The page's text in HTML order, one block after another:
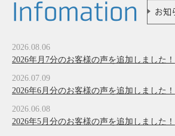
Infomation お知
2026.08.06
2026年月7分のお客様の声を追加しました！
2026.07.09
2026年6月分のお客様の声を追加しました！
2026.06.08
2026年5月分のお客様の声を追加しました！